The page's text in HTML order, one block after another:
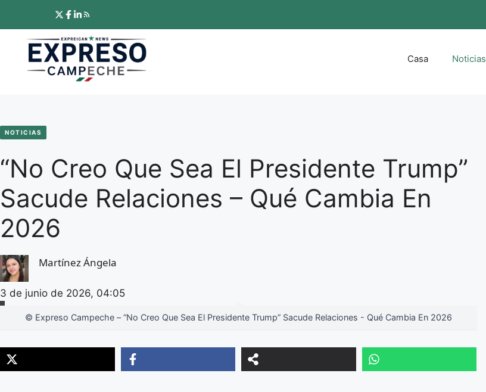
contenido
Casa Noticias
NOTICIAS
“No Creo Que Sea El Presidente Trump”
Sacude Relaciones – Qué Cambia En
2026
Martínez Ángela
3 de junio de 2026, 04:05
© Expreso Campeche – “No Creo Que Sea El Presidente Trump” Sacude Relaciones - Qué Cambia En 2026